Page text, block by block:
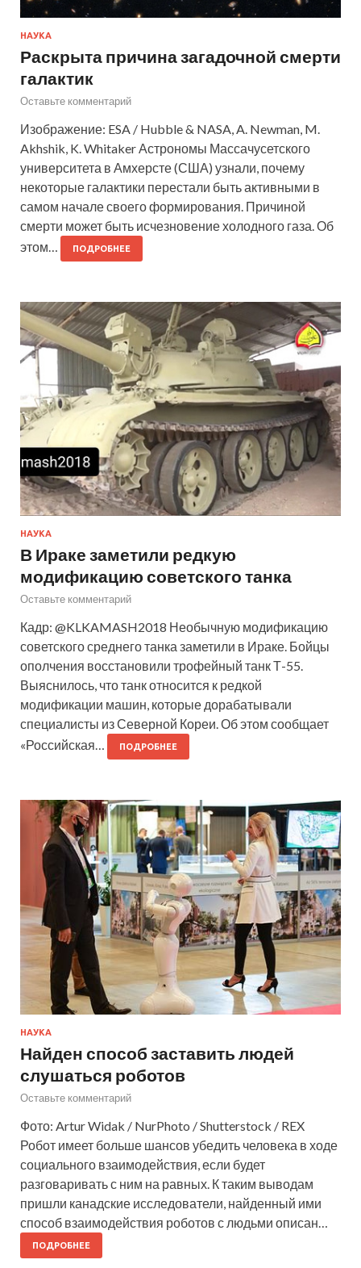
НАУКА
Раскрыта причина загадочной смерти
галактик
Оставьте комментарий
Изображение: ESA / Hubble & NASA, A. Newman, M.
Akhshik, K. Whitaker Астрономы Массачусетского
университета в Амхерсте (США) узнали, почему
некоторые галактики перестали быть активными в
самом начале своего формирования. Причиной
смерти может быть исчезновение холодного газа. Об
этом…
ПОДРОБНЕЕ
НАУКА
В Ираке заметили редкую
модификацию советского танка
Оставьте комментарий
Кадр: @KLKAMASH2018 Необычную модификацию
советского среднего танка заметили в Ираке. Бойцы
ополчения восстановили трофейный танк Т-55.
Выяснилось, что танк относится к редкой
модификации машин, которые дорабатывали
специалисты из Северной Кореи. Об этом сообщает
«Российская…
ПОДРОБНЕЕ
НАУКА
Найден способ заставить людей
слушаться роботов
Оставьте комментарий
Фото: Artur Widak / NurPhoto / Shutterstock / REX
Робот имеет больше шансов убедить человека в ходе
социального взаимодействия, если будет
разговаривать с ним на равных. К таким выводам
пришли канадские исследователи, найденный ими
способ взаимодействия роботов с людьми описан…
ПОДРОБНЕЕ